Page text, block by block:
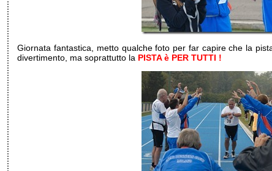
Giornata fantastica, metto qualche foto per far capire che la
divertimento, ma soprattutto la PISTA è PER TUTTI !